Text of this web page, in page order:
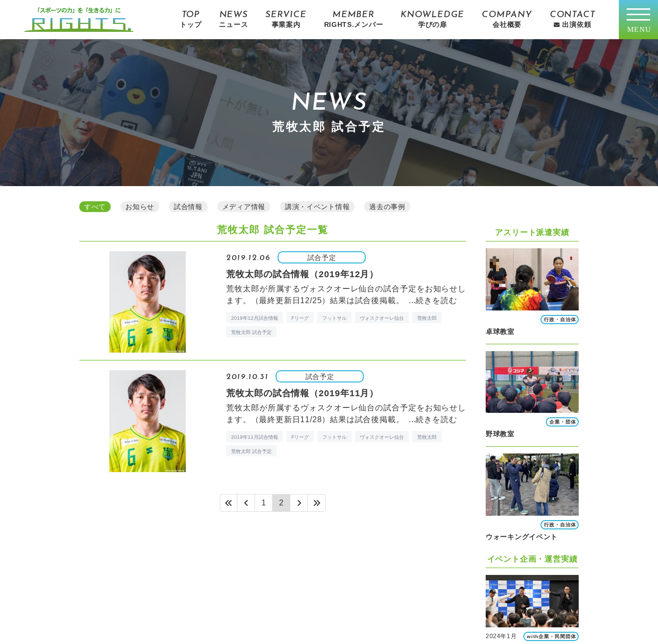
TOP
トップ
NEWS
ニュース
SERVICE
事業案内
MEMBER
RIGHTS.メンバー
KNOWLEDGE
学びの扉
COMPANY
会社概要
CONTACT
出演依頼
MENU
NEWS
荒牧太郎 試合予定
すべて お知らせ 試合情報 メディア情報 講演・イベント情報 過去の事例
荒牧太郎 試合予定一覧
2019.12.06 試合予定
荒牧太郎の試合情報（2019年12月）
荒牧太郎が所属するヴォスクオーレ仙台の試合予定をお知らせし
ます。（最終更新日12/25）結果は試合後掲載。 ...続きを読む
2019年12月試合情報 Fリーグ フットサル ヴォスクオーレ仙台 荒牧太郎
荒牧太郎 試合予定
2019.10.31 試合予定
荒牧太郎の試合情報（2019年11月）
荒牧太郎が所属するヴォスクオーレ仙台の試合予定をお知らせし
ます。（最終更新日11/28）結果は試合後掲載。 ...続きを読む
2019年11月試合情報 Fリーグ フットサル ヴォスクオーレ仙台 荒牧太郎
荒牧太郎 試合予定
1 2
アスリート派遣実績
行政・自治体
卓球教室
企業・団体
野球教室
行政・自治体
ウォーキングイベント
イベント企画・運営実績
2024年1月 with企業・民間団体